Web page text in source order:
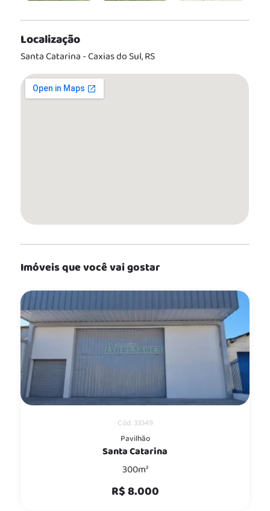
Localização
Santa Catarina - Caxias do Sul, RS
Imóveis que você vai gostar
Cód. 33349
Pavilhão
Santa Catarina
300m²
R$ 8.000